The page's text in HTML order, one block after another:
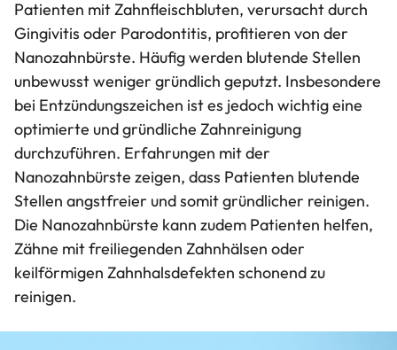
Patienten mit Zahnfleischbluten, verursacht durch
Gingivitis oder Parodontitis, profitieren von der
Nanozahnbürste. Häufig werden blutende Stellen
unbewusst weniger gründlich geputzt. Insbesondere
bei Entzündungszeichen ist es jedoch wichtig eine
optimierte und gründliche Zahnreinigung
durchzuführen. Erfahrungen mit der
Nanozahnbürste zeigen, dass Patienten blutende
Stellen angstfreier und somit gründlicher reinigen.
Die Nanozahnbürste kann zudem Patienten helfen,
Zähne mit freiliegenden Zahnhälsen oder
keilförmigen Zahnhalsdefekten schonend zu
reinigen.